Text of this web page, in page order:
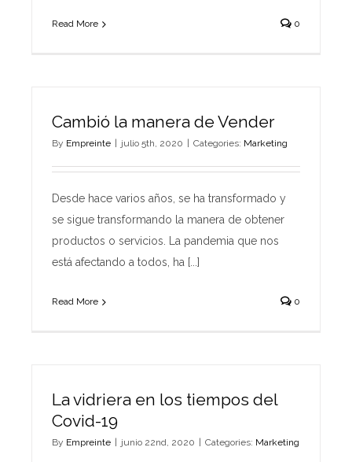
Read More 0
Cambió la manera de Vender
By Empreinte julio 5th, 2020 Categories: Marketing
Desde hace varios años, se ha transformado y
se sigue transformando la manera de obtener
productos o servicios. La pandemia que nos
está afectando a todos, ha [...]
Read More 0
La vidriera en los tiempos del
Covid-19
By Empreinte junio 22nd, 2020 Categories: Marketing